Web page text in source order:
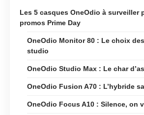
Les 5 casques OneOdio à surveiller
promos Prime Day
OneOdio Monitor 80 : Le choix
studio
OneOdio Studio Max : Le char
OneOdio Fusion A70 : L’hybride
OneOdio Focus A10 : Silence, on